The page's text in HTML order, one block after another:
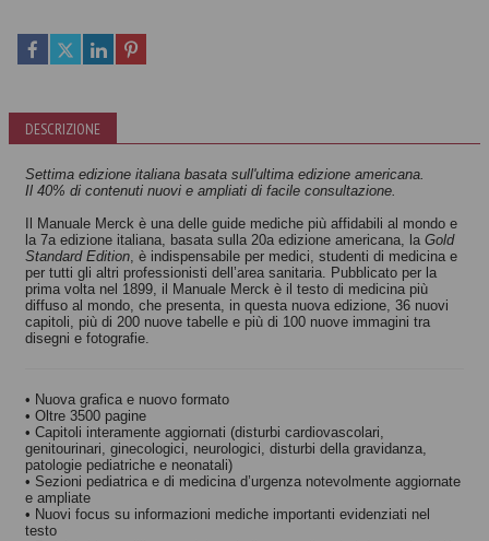
DESCRIZIONE
Settima edizione italiana basata sull'ultima edizione americana.
Il 40% di contenuti nuovi e ampliati di facile consultazione.
Il Manuale Merck è una delle guide mediche più affidabili al mondo e
la 7a edizione italiana, basata sulla 20a edizione americana, la Gold
Standard Edition, è indispensabile per medici, studenti di medicina e
per tutti gli altri professionisti dell’area sanitaria. Pubblicato per la
prima volta nel 1899, il Manuale Merck è il testo di medicina più
diffuso al mondo, che presenta, in questa nuova edizione, 36 nuovi
capitoli, più di 200 nuove tabelle e più di 100 nuove immagini tra
disegni e fotografie.
• Nuova grafica e nuovo formato
• Oltre 3500 pagine
• Capitoli interamente aggiornati (disturbi cardiovascolari,
genitourinari, ginecologici, neurologici, disturbi della gravidanza,
patologie pediatriche e neonatali)
• Sezioni pediatrica e di medicina d’urgenza notevolmente aggiornate
e ampliate
• Nuovi focus su informazioni mediche importanti evidenziati nel
testo